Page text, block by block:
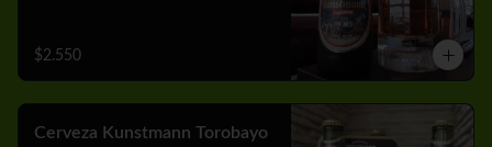
$2.550
Cerveza Kunstmann Torobayo